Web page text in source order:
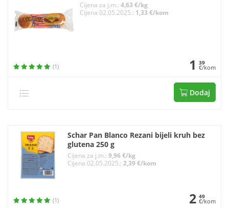
Cijena za j.m.: 4,63 €/kg
Cijena 02.05.2025.: 1,33 €/kom
(1) 1 39
€/kom
Dodaj
Schar Pan Blanco Rezani bijeli kruh bez
glutena 250 g
Cijena za j.m.: 9,96 €/kg
Cijena 02.05.2025.: 2,39 €/kom
(1) 2 49
€/kom